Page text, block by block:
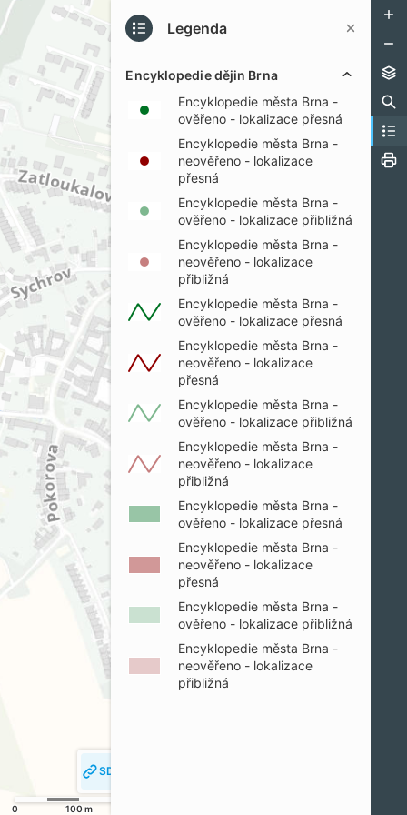
Legenda
Encyklopedie dějin Brna
Encyklopedie města Brna -
ověřeno - lokalizace přesná
Encyklopedie města Brna -
neověřeno - lokalizace
přesná
Encyklopedie města Brna -
ověřeno - lokalizace přibližná
Encyklopedie města Brna -
neověřeno - lokalizace
přibližná
Encyklopedie města Brna -
ověřeno - lokalizace přesná
Encyklopedie města Brna -
neověřeno - lokalizace
přesná
Encyklopedie města Brna -
ověřeno - lokalizace přibližná
Encyklopedie města Brna -
neověřeno - lokalizace
přibližná
Encyklopedie města Brna -
ověřeno - lokalizace přesná
Encyklopedie města Brna -
neověřeno - lokalizace
přesná
Encyklopedie města Brna -
ověřeno - lokalizace přibližná
Encyklopedie města Brna -
neověřeno - lokalizace
přibližná
SDÍLET MAPU
0 100 m